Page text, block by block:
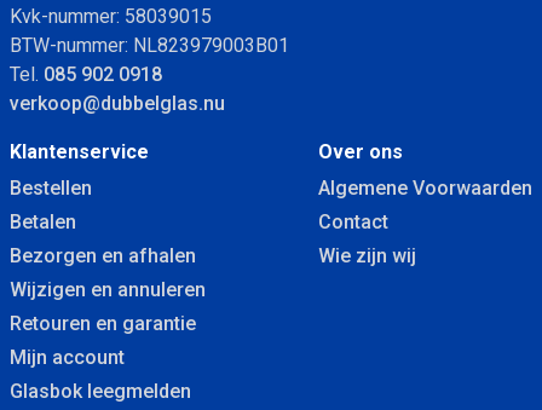
Kvk-nummer: 58039015
BTW-nummer: NL823979003B01
Tel. 085 902 0918
verkoop@dubbelglas.nu
Klantenservice
Bestellen
Betalen
Bezorgen en afhalen
Wijzigen en annuleren
Retouren en garantie
Mijn account
Glasbok leegmelden
Over ons
Algemene Voorwaarden
Contact
Wie zijn wij